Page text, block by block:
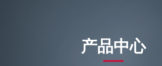
产品中心